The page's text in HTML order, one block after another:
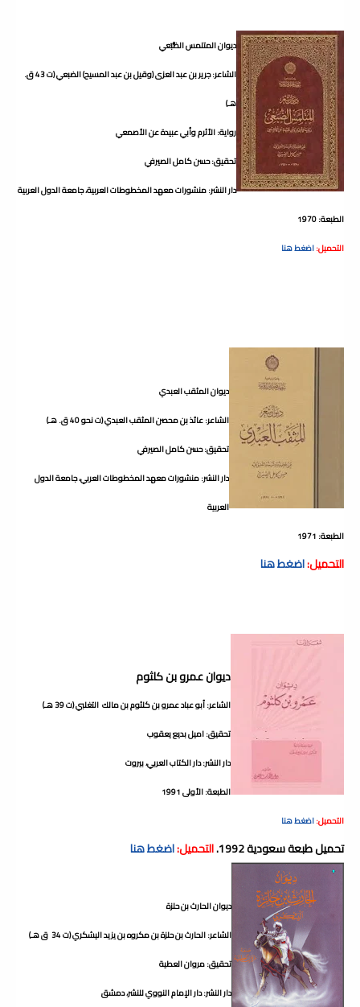
ديوان المتلمس الضُّبَعي
الشاعر: جرير بن عبد العزى (وقيل بن عبد المسيح) الضبعي (ت 43 ق.
هـ)
رواية: الأثرم وأبي عبيدة عن الأصمعي
تحقيق: حسن كامل الصيرفي
دار النشر: منشورات معهد المخطوطات العربية، جامعة الدول العربية
الطبعة: 1970
التحميل:اضغط هنا
ديوان المثقب العبدي
الشاعر: عائذ بن محصن المثقب العبدي (ت نحو 40 ق. هـ)
تحقيق: حسن كامل الصيرفي
دار النشر: منشورات معهد المخطوطات العربي، جامعة الدول
العربية
الطبعة: 1971
التحميل:اضغط هنا
ديوان عمرو بن كلثوم
الشاعر: أبو عباد عمرو بن كلثوم بن مالك التغلبي (ت 39 هـ)
تحقيق: اميل بديع يعقوب
دار النشر: دار الكتاب العربي، بيروت
الطبعة: الأولى 1991
التحميل:اضغط هنا
تحميل طبعة سعودية 1992. التحميل:اضغط هنا
ديوان الحارث بن حلزة
الشاعر: الحارث بن حلزة بن مكروه بن يزيد اليشكري (ت 34 ق هـ)
تحقيق: مروان العطية
دار النشر: دار الإمام النووي للنشر، دمشق